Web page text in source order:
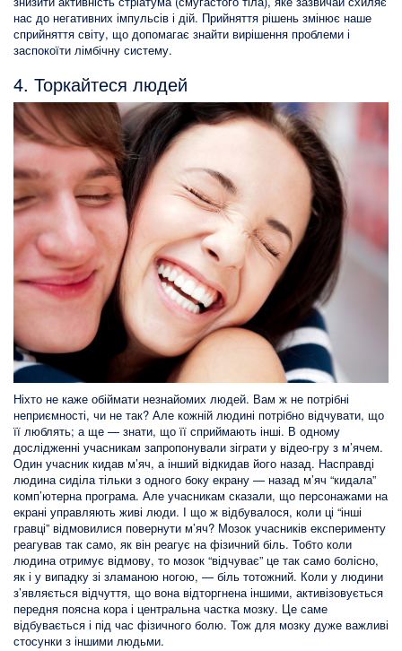
нас до негативних імпульсів і дій. Прийняття рішень змінює наше
сприйняття світу, що допомагає знайти вирішення проблеми і
заспокоїти лімбічну систему.
4. Торкайтеся людей
Ніхто не каже обіймати незнайомих людей. Вам ж не потрібні
неприємності, чи не так? Але кожній людині потрібно відчувати, що
її люблять; а ще — знати, що її сприймають інші. В одному
дослідженні учасникам запропонували зіграти у відео-гру з м’ячем.
Один учасник кидав м’яч, а інший відкидав його назад. Насправді
людина сиділа тільки з одного боку екрану — назад м’яч “кидала”
комп’ютерна програма. Але учасникам сказали, що персонажами на
екрані управляють живі люди. І що ж відбувалося, коли ці “інші
гравці” відмовилися повернути м’яч? Мозок учасників експерименту
реагував так само, як він реагує на фізичний біль. Тобто коли
людина отримує відмову, то мозок “відчуває” це так само болісно,
як і у випадку зі зламаною ногою, — біль тотожний. Коли у людини
з’являється відчуття, що вона відторгнена іншими, активізовується
передня поясна кора і центральна частка мозку. Це саме
відбувається і під час фізичного болю. Тож для мозку дуже важливі
стосунки з іншими людьми.